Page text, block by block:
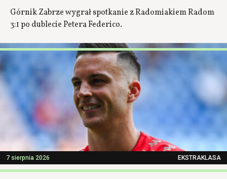
Górnik Zabrze wygrał spotkanie z Radomiakiem Radom
3:1 po dublecie Petera Federico.
7 sierpnia 2026 EKSTRAKLASA